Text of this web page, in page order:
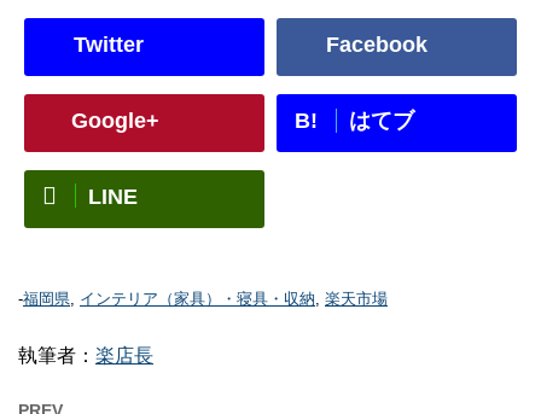
Twitter Facebook
Google+ B! はてブ
LINE
-福岡県 インテリア（家具）・寝具・収納 楽天市場
執筆者： 楽店長
PREV